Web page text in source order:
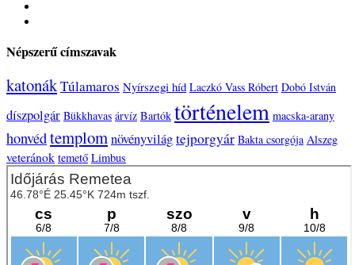
Népszerű címszavak
katonákTúlamaros Nyírszegi híd Laczkó Vass Róbert Dobó István
díszpolgár Bükkhavas árvíz Bartók történelem macska-arany
honvédtemplomnövényvilágtejporgyár Bakta csorgója Alszeg
veteránok temető Limbus